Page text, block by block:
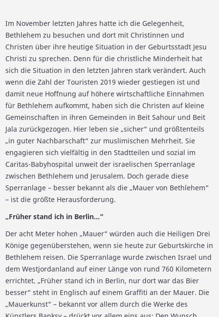
Im November letzten Jahres hatte ich die Gelegenheit,
Bethlehem zu besuchen und dort mit Christinnen und
Christen über ihre heutige Situation in der Geburtsstadt Jesu
Christi zu sprechen. Denn für die christliche Minderheit hat
sich die Situation in den letzten Jahren stark verändert. Auch
wenn die Zahl der Touristen 2019 wieder gestiegen ist und
damit neue Hoffnung auf höhere wirtschaftliche Einnahmen
für Bethlehem aufkommt, haben sich die Christen auf kleine
Gemeinschaften in ihren Gemeinden in Beit Sahour und Beit
Jala zurückgezogen. Hier leben sie „sicher“ und größtenteils
„in guter Nachbarschaft“ zur muslimischen Mehrheit. Sie
engagieren sich vielfältig in den Stadtteilen und sozial im
Caritas-Babyhospital unweit der israelischen Sperranlage
zwischen Bethlehem und Jerusalem. Doch gerade diese
Sperranlage – besser bekannt als die „Mauer von Bethlehem“
– ist die größte Herausforderung.
„Früher stand ich in Berlin…“
Der acht Meter hohen „Mauer“ würden auch die Heiligen Drei
Könige gegenüberstehen, wenn sie heute zur Geburtskirche in
Bethlehem reisen. Die Sperranlage wurde zwischen Israel und
dem Westjordanland auf einer Länge von rund 760 Kilometern
errichtet. „Früher stand ich in Berlin, nur dort war das Bier
besser“ steht in Englisch auf einem Graffiti an der Mauer. Die
„Mauerkunst“ – bekannt vor allem durch die Werke des